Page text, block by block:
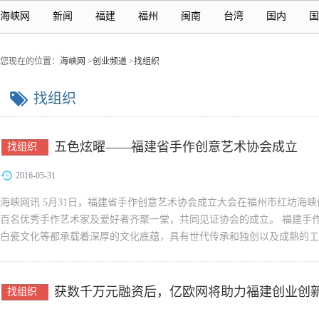
海峡网 新闻 福建 福州 闽南 台湾 国内
您现在的位置： 海峡网 >创业频道 >找组织
找组织
找组织 五色炫曜——福建省手作创意艺术协会成立
2016-05-31
海峡网讯 5月31日，福建省手作创意艺术协会成立大会在福州市红坊海
百名优秀手作艺术家及爱好者齐聚一堂，共同见证协会的成立。 福建手
白瓷文化等都承载着深厚的文化底蕴，具有世代传承和独创以及成熟的
找组织 获数千万元融资后，亿欧网将助力福建创业创